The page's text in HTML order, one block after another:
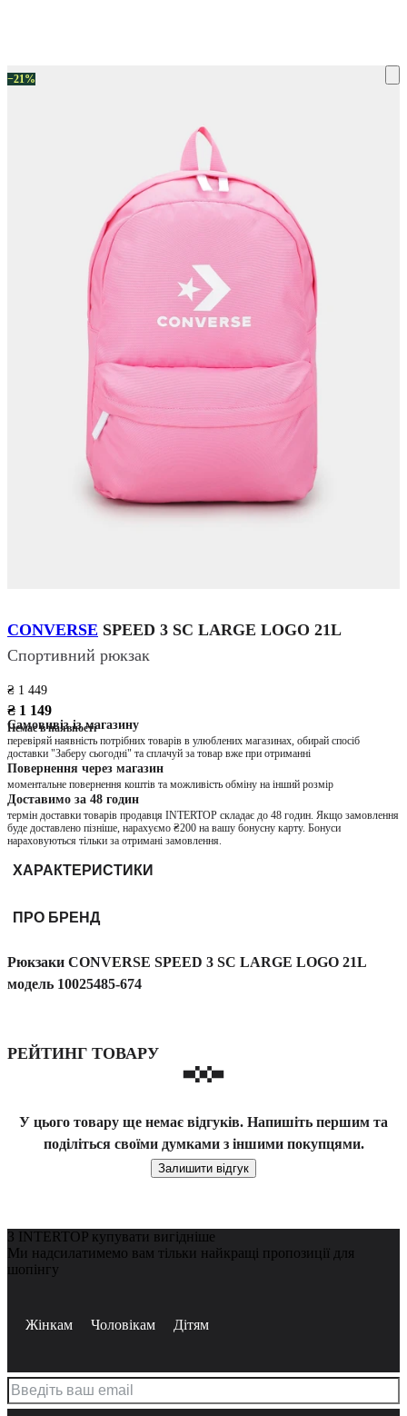
−21%
CONVERSE SPEED 3 SC LARGE LOGO 21L
Спортивний рюкзак
₴ 1 449
₴ 1 149
Немає в наявності
Самовивіз із магазину
перевіряй наявність потрібних товарів в улюблених магазинах, обирай спосіб
доставки "Заберу сьогодні" та сплачуй за товар вже при отриманні
Повернення через магазин
моментальне повернення коштів та можливість обміну на інший розмір
Доставимо за 48 годин
термін доставки товарів продавця INTERTOP складає до 48 годин. Якщо замовлення
буде доставлено пізніше, нарахуємо ₴200 на вашу бонусну карту. Бонуси
нараховуються тільки за отримані замовлення.
ХАРАКТЕРИСТИКИ
ПРО БРЕНД
Рюкзаки CONVERSE SPEED 3 SC LARGE LOGO 21L
модель 10025485-674
РЕЙТИНГ ТОВАРУ
У цього товару ще немає відгуків. Напишіть першим та
поділіться своїми думками з іншими покупцями.
Залишити відгук
З INTERTOP купувати вигідніше
Ми надсилатимемо вам тільки найкращі пропозиції для
шопінгу
Жінкам Чоловікам Дітям